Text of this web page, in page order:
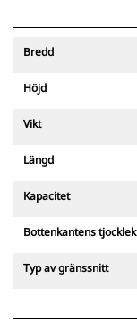
Bredd
Höjd
Vikt
Längd
Kapacitet
Bottenkantens tjocklek
Typ av gränssnitt